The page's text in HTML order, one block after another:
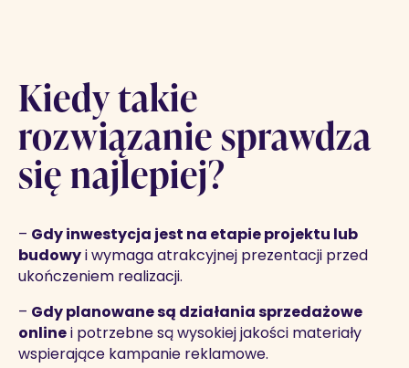
Kiedy takie
rozwiązanie sprawdza
się najlepiej?
– Gdy inwestycja jest na etapie projektu lub
budowy i wymaga atrakcyjnej prezentacji przed
ukończeniem realizacji.
– Gdy planowane są działania sprzedażowe
online i potrzebne są wysokiej jakości materiały
wspierające kampanie reklamowe.